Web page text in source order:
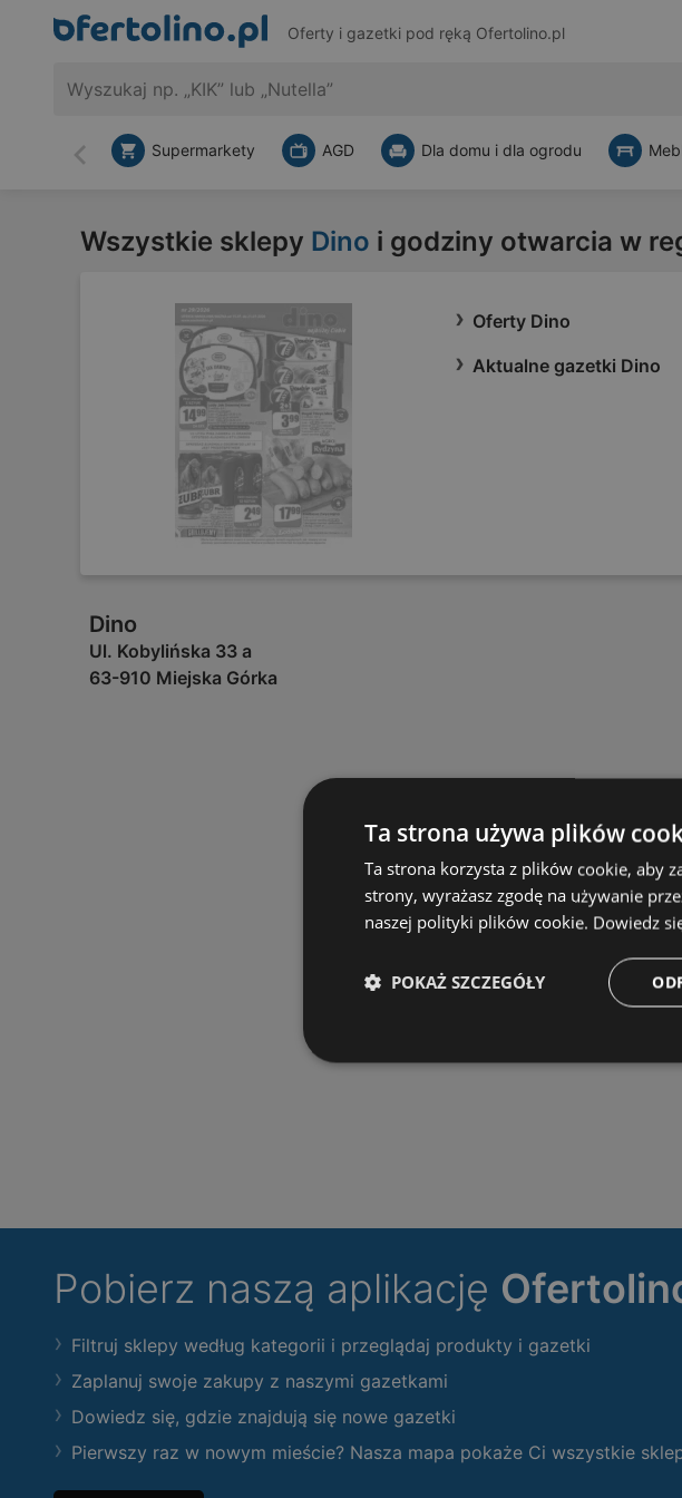
Oferty i gazetki pod ręką Ofertolino.pl
Wstecz
Supermarkety AGD Dla domu i dla ogrodu
Wszystkie sklepy Dino i godziny otwarcia w
Oferty Dino
Aktualne gazetki Dino
Dino
Ul. Kobylińska 33 a
63-910 Miejska Górka
Pobierz naszą aplikację
Filtruj sklepy według kategorii i przeglądaj produkty i gazetki
Zaplanuj swoje zakupy z naszymi gazetkami
Dowiedz się, gdzie znajdują się nowe gazetki
Pierwszy raz w nowym mieście? Nasza mapa pokaże Ci wszystkie
Ta strona używa plików
Ta strona korzysta z plików cookie, aby
strony, wyrażasz zgodę na używanie
naszej polityki plików cookie. Dowiedz
POKAŻ SZCZEGÓŁY